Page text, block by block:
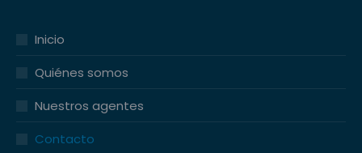
Inicio
Quiénes somos
Nuestros agentes
Contacto